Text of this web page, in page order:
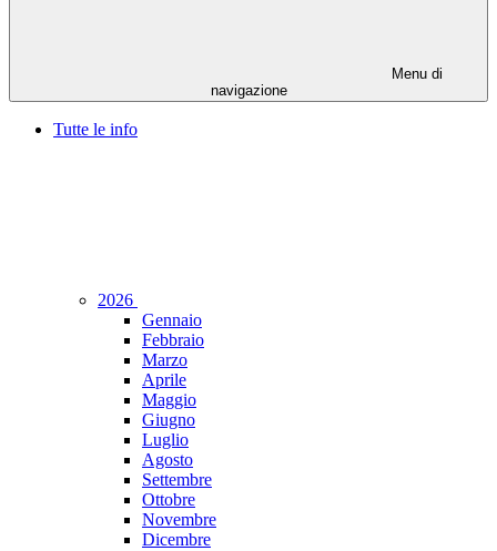
Menu di
navigazione
Tutte le info
2026
Gennaio
Febbraio
Marzo
Aprile
Maggio
Giugno
Luglio
Agosto
Settembre
Ottobre
Novembre
Dicembre